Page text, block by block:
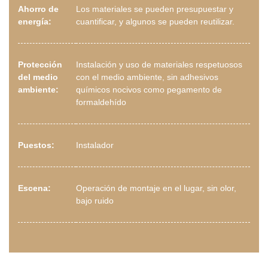
Ahorro de
energía:
Los materiales se pueden presupuestar y
cuantificar, y algunos se pueden reutilizar.
Protección
del medio
ambiente:
Instalación y uso de materiales respetuosos
con el medio ambiente, sin adhesivos
químicos nocivos como pegamento de
formaldehído
Puestos: Instalador
Escena:
Operación de montaje en el lugar, sin olor,
bajo ruido